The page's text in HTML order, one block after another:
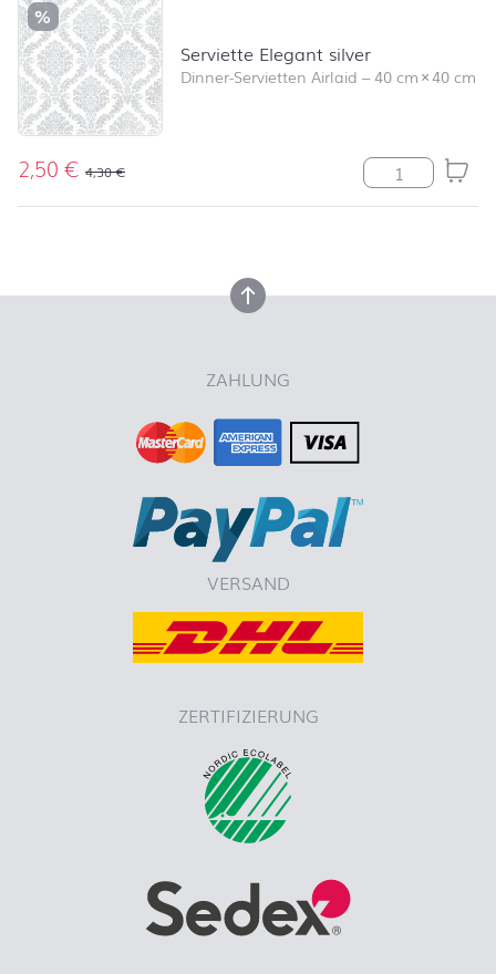
%
Serviette Elegant silver
Dinner-Servietten Airlaid –40 cm×40 cm
2,50€ 4,30€ Serviette
nach oben
ZAHLUNG
VERSAND
ZERTIFIZIERUNG